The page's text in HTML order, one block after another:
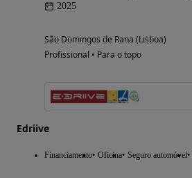
2025
São Domingos de Rana (Lisboa)
Profissional • Para o topo
Edriive
Financiamento Oficina Seguro automóvel